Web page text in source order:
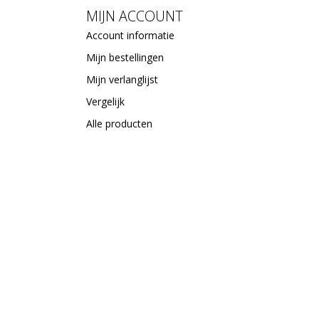
MIJN ACCOUNT
Account informatie
Mijn bestellingen
Mijn verlanglijst
Vergelijk
Alle producten